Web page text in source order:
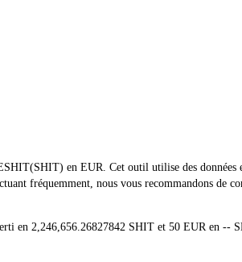
en EUR. Cet outil utilise des données
fréquemment, nous vous recommandons de
en 2,246,656.26827842 SHIT et 50 EUR en --